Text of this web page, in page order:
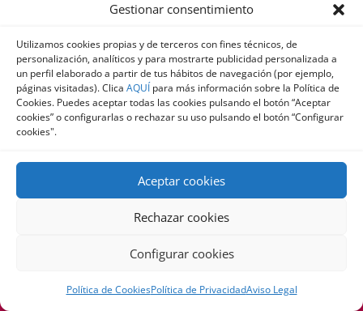
Gestionar consentimiento
Utilizamos cookies propias y de terceros con fines técnicos, de
personalización, analíticos y para mostrarte publicidad personalizada a
un perfil elaborado a partir de tus hábitos de navegación (por ejemplo,
páginas visitadas). Clica AQUÍ para más información sobre la Política de
Cookies. Puedes aceptar todas las cookies pulsando el botón “Aceptar
cookies” o configurarlas o rechazar su uso pulsando el botón “Configurar
cookies".
Aceptar cookies
Rechazar cookies
Configurar cookies
Política de CookiesPolítica de PrivacidadAviso Legal
+34 915 580 200 + Ext. 802
mail@delicom.info
INICIA SESIÓN EN EL SISTEMA DE RESERVAS
Haz clic aquí para iniciar sesión en el sistema de reservas.
© 2025 DELICOM SERVICIOS PARA COLEGIOS SL |
Política de Cookies